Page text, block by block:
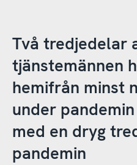
Två tredjedelar
tjänstemännen
hemifrån minst
under
med en dryg
pandemin